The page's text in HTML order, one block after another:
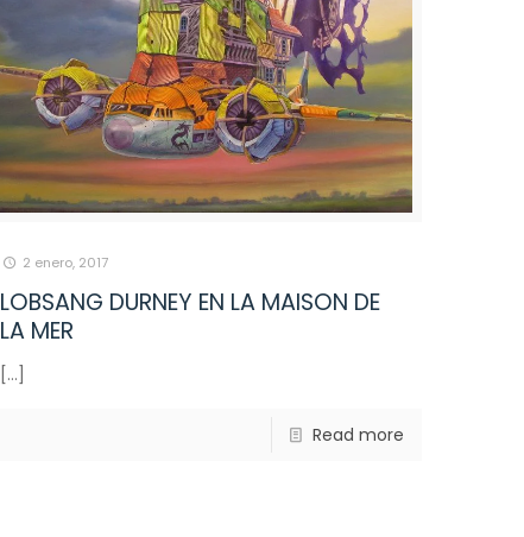
2 enero, 2017
LOBSANG DURNEY EN LA MAISON DE
LA MER
[…]
Read more